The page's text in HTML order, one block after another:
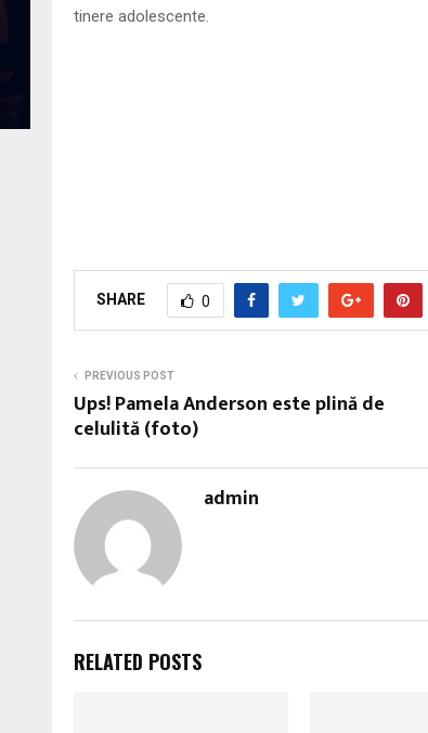
tinere adolescente.
SHARE 0
PREVIOUS POST
Ups! Pamela Anderson este plină de
celulită (foto)
admin
RELATED POSTS